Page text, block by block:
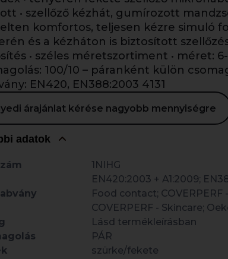
• szellőző kézhát, gumírozott
komfortos, teljesen kézre simuló
és a kézháton is biztosított
• széles méretszortiment • méret: 6-
100/10 – páranként külön
EN420, EN388:2003 4131
árajánlat kérése nagyobb mennyiségre
adatok
1NIHG
EN420:2003 + A1:2009;
Food contact; COVERPERF
COVERPERF - Skincare;
Lásd termékleírásban
PÁR
szürke/fekete